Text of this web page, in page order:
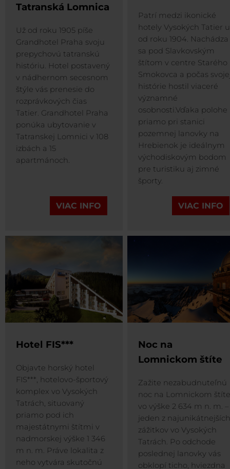
Tatranská Lomnica
Už od roku 1905 píše
Grandhotel Praha svoju
prepychovú tatranskú
históriu. Hotel postavený
v nádhernom secesnom
štýle vás prenesie do
rozprávkových čias
Tatier. Grandhotel Praha
ponúka ubytovanie v
Tatranskej Lomnici v 108
izbách a 15
apartmánoch.
VIAC INFO
Patrí medzi ikonické
hotely Vysokých Tatier
od roku 1904. Nachádza
sa pod Slavkovským
štítom v centre Starého
Smokovca a počas
histórie hostil viaceré
významné
osobnosti.Vďaka polohe
priamo pri stanici
pozemnej lanovky na
Hrebienok je ideálnym
východiskovým bodom
pre turistiku aj zimné
športy.
VIAC INFO
Hotel FIS***
Objavte horský hotel
FIS***, hotelovo-športový
komplex vo Vysokých
Tatrách, situovaný
priamo pod ich
majestátnymi štítmi v
nadmorskej výške 1 346
m n. m. Práve lokalita z
neho vytvára skutočnú
Noc na
Lomnickom štíte
Zažite nezabudnuteľnú
noc na Lomnickom
vo výške 2 634 m n. m. –
jeden z
zážitkov vo Vysokých
Tatrách. Po odchode
poslednej lanovky vás
obklopí ticho, hviezdna